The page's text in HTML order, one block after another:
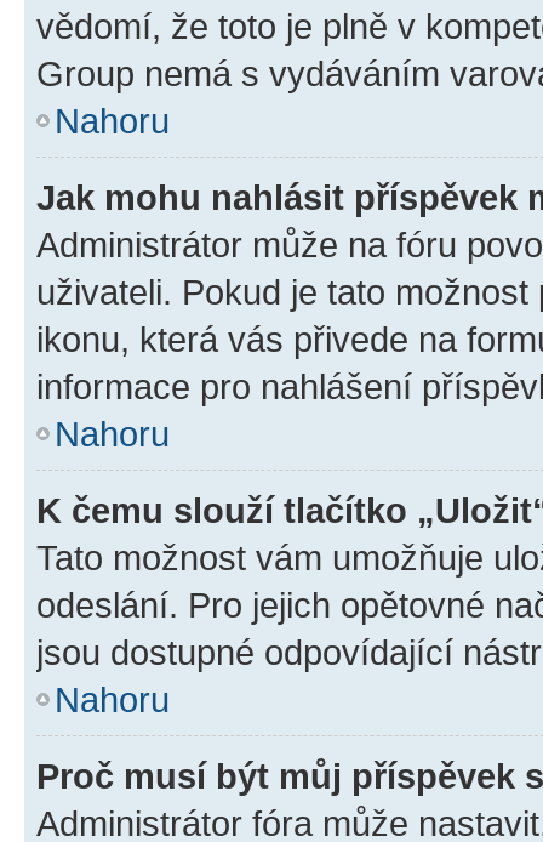
vědomí, že toto je plně v
Group nemá s vydáváním
Nahoru
Jak mohu nahlásit příspěvek
Administrátor může na fóru
uživateli. Pokud je tato
ikonu, která vás přivede na
informace pro nahlášení
Nahoru
K čemu slouží tlačítko
Tato možnost vám umožňuje
odeslání. Pro jejich opětovné
jsou dostupné odpovídající
Nahoru
Proč musí být můj příspěvek
Administrátor fóra může